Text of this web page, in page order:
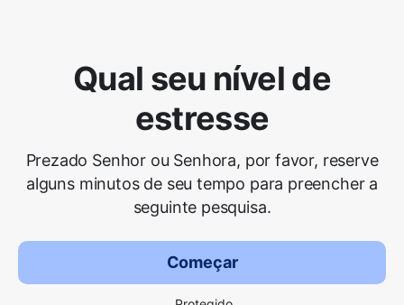
Qual seu nível de
estresse
Prezado Senhor ou Senhora, por favor, reserve
alguns minutos de seu tempo para preencher a
seguinte pesquisa.
Começar